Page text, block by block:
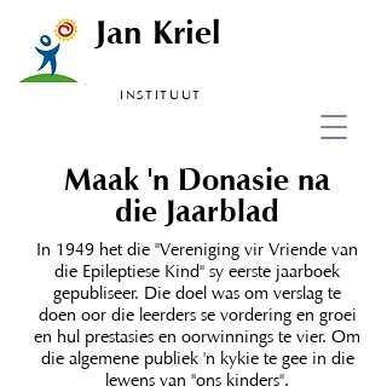
Jan Kriel
INSTITUUT
Maak 'n Donasie na
die Jaarblad
In 1949 het die "Vereniging vir Vriende van
die Epileptiese Kind" sy eerste jaarboek
gepubliseer. Die doel was om verslag te
doen oor die leerders se vordering en groei
en hul prestasies en oorwinnings te vier. Om
die algemene publiek 'n kykie te gee in die
lewens van "ons kinders".